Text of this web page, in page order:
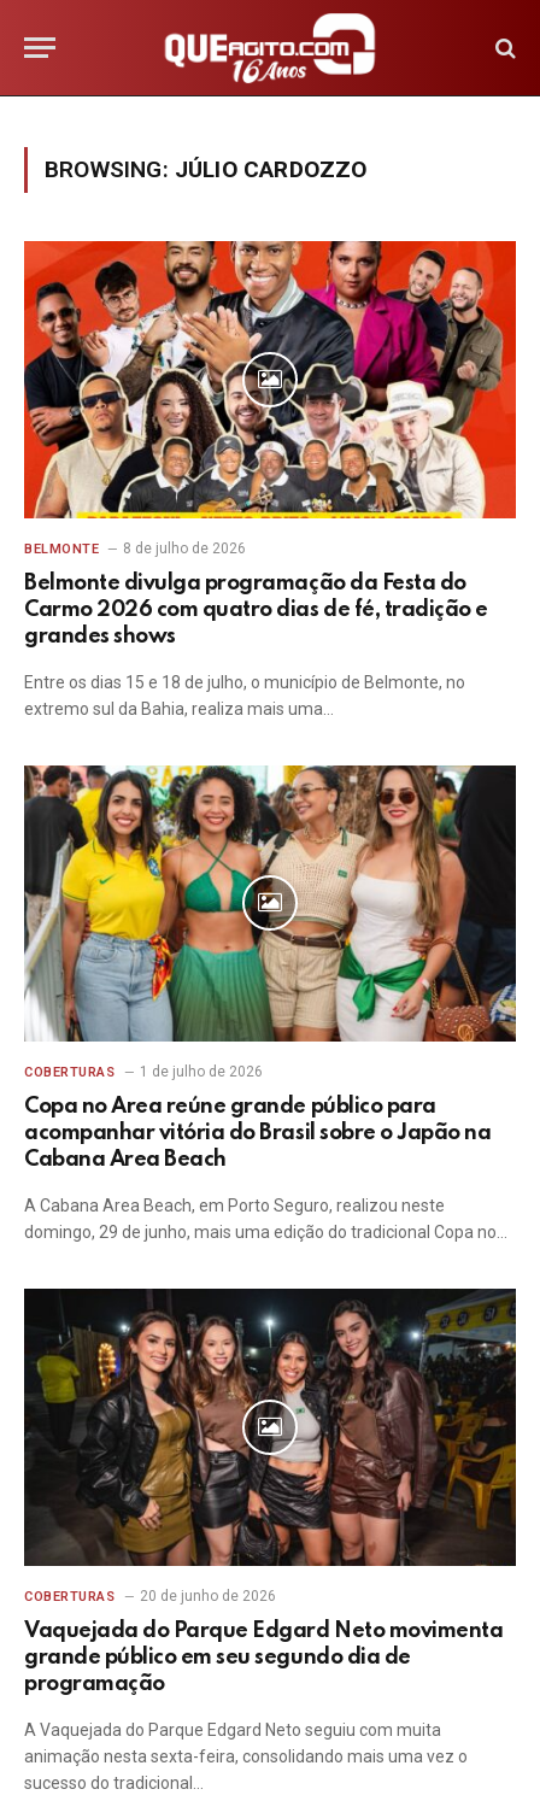
BROWSING: JÚLIO CARDOZZO
BELMONTE 8 de julho de 2026
Belmonte divulga programação da Festa do
Carmo 2026 com quatro dias de fé, tradição e
grandes shows
Entre os dias 15 e 18 de julho, o município de Belmonte, no
extremo sul da Bahia, realiza mais uma…
COBERTURAS 1 de julho de 2026
Copa no Area reúne grande público para
acompanhar vitória do Brasil sobre o Japão na
Cabana Area Beach
A Cabana Area Beach, em Porto Seguro, realizou neste
domingo, 29 de junho, mais uma edição do tradicional Copa no…
COBERTURAS 20 de junho de 2026
Vaquejada do Parque Edgard Neto movimenta
grande público em seu segundo dia de
programação
A Vaquejada do Parque Edgard Neto seguiu com muita
animação nesta sexta-feira, consolidando mais uma vez o
sucesso do tradicional…